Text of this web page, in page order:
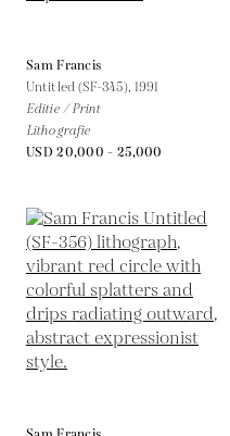
Sam Francis
Untitled (SF-345), 1991
Editie / Print
Lithografie
USD 20,000 - 25,000